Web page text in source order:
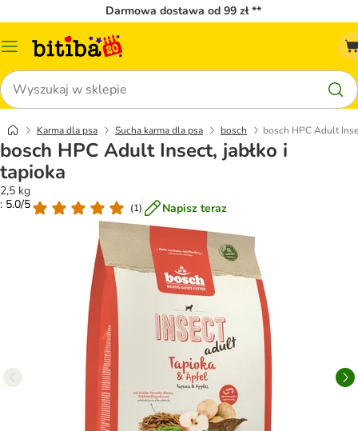
Darmowa dostawa od 99 zł **
Menu
Szukaj
Karma dla psa Sucha karma dla psa bosch bosch HPC Adult
bosch HPC Adult Insect, jabłko i
tapioka
2,5 kg
: 5.0/5
(1) Napisz teraz